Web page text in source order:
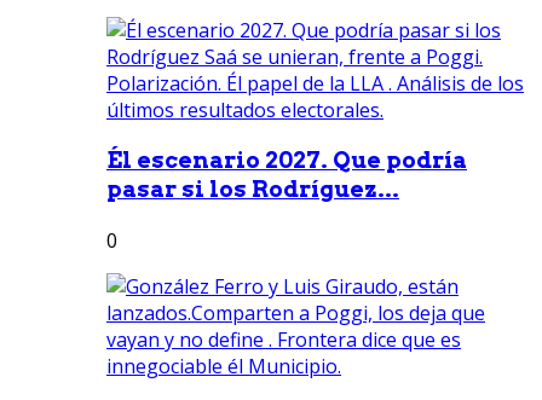
Él escenario 2027. Que podría
pasar si los Rodríguez...
0